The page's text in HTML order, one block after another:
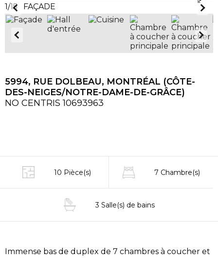
1/15 FAÇADE
5994, RUE DOLBEAU, MONTRÉAL (CÔTE-
DES-NEIGES/NOTRE-DAME-DE-GRÂCE)
NO CENTRIS 10693963
10 Pièce(s) 7 Chambre(s)
3 Salle(s) de bains
Immense bas de duplex de 7 chambres à coucher et